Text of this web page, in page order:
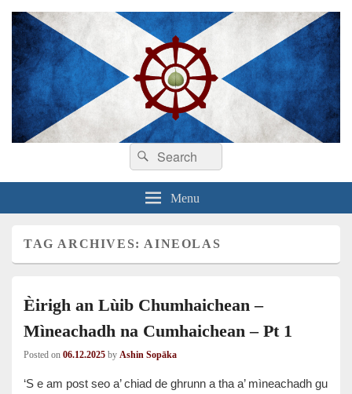
Search
for:
Search
Menu
TAG ARCHIVES: AINEOLAS
Èirigh an Lùib Chumhaichean –
Mìneachadh na Cumhaichean – Pt 1
Posted on 06.12.2025 by Ashin Sopāka
‘S e am post seo a’ chiad de ghrunn a tha a’ mìneachadh gu